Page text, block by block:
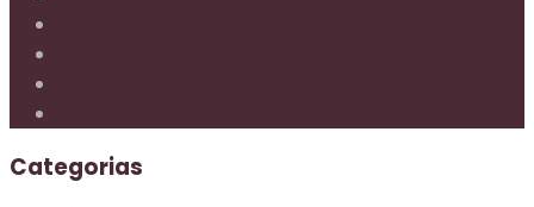
Categorias